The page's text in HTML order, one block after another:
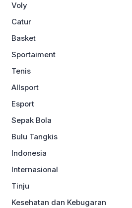
Voly
Catur
Basket
Sportaiment
Tenis
Allsport
Esport
Sepak Bola
Bulu Tangkis
Indonesia
Internasional
Tinju
Kesehatan dan Kebugaran